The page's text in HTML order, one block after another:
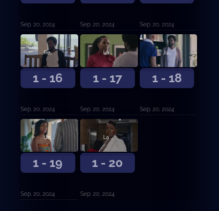
Sep. 20, 2024 Sep. 20, 2024 Sep. 20, 2024
1 - 16
Revelaciones
Sep. 20, 2024
1 - 17
La hora de la verdad
Sep. 20, 2024
1 - 18
Judas
Sep. 20, 2024
1 - 19
Un castillo de naipes
Sep. 20, 2024
1 - 20
La cosecha
Sep. 20, 2024